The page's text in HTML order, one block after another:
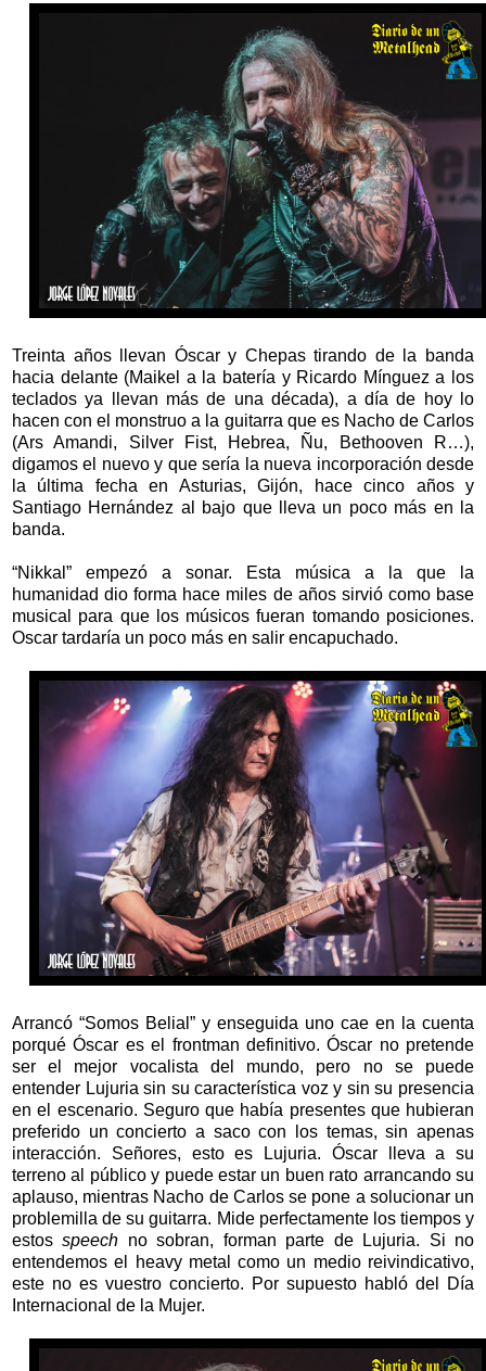
Treinta años llevan Óscar y Chepas tirando de la banda
hacia delante (Maikel a la batería y Ricardo Mínguez a los
teclados ya llevan más de una década), a día de hoy lo
hacen con el monstruo a la guitarra que es Nacho de Carlos
(Ars Amandi, Silver Fist, Hebrea, Ñu, Bethooven R…),
digamos el nuevo y que sería la nueva incorporación desde
la última fecha en Asturias, Gijón, hace cinco años y
Santiago Hernández al bajo que lleva un poco más en la
banda.
“Nikkal” empezó a sonar. Esta música a la que la
humanidad dio forma hace miles de años sirvió como base
musical para que los músicos fueran tomando posiciones.
Oscar tardaría un poco más en salir encapuchado.
Arrancó “Somos Belial” y enseguida uno cae en la cuenta
porqué Óscar es el frontman definitivo. Óscar no pretende
ser el mejor vocalista del mundo, pero no se puede
entender Lujuria sin su característica voz y sin su presencia
en el escenario. Seguro que había presentes que hubieran
preferido un concierto a saco con los temas, sin apenas
interacción. Señores, esto es Lujuria. Óscar lleva a su
terreno al público y puede estar un buen rato arrancando su
aplauso, mientras Nacho de Carlos se pone a solucionar un
problemilla de su guitarra. Mide perfectamente los tiempos y
estosspeech no sobran, forman parte de Lujuria. Si no
entendemos el heavy metal como un medio reivindicativo,
este no es vuestro concierto. Por supuesto habló del Día
Internacional de la Mujer.